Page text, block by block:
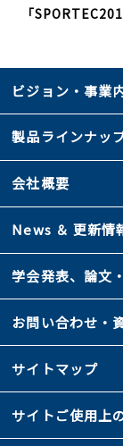
「
ビジョン・事業
製品ラインナッ
会社概要
News ＆ 更新情
学会発表、論文
お問い合わせ・
サイトマップ
サイトご使用上